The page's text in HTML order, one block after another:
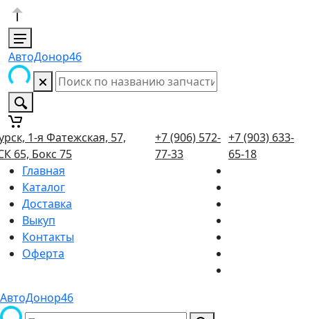
АвтоДонор46
1-я Фатежская, 57,
65, Бокс 75
+7 (906) 572-
77-33
+7 (903) 633-
65-18
Главная
Каталог
Доставка
Выкуп
Контакты
Оферта
АвтоДонор46